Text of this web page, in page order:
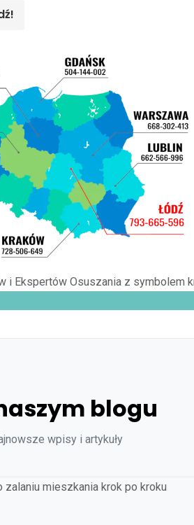
blogu
wpisy i artykuły